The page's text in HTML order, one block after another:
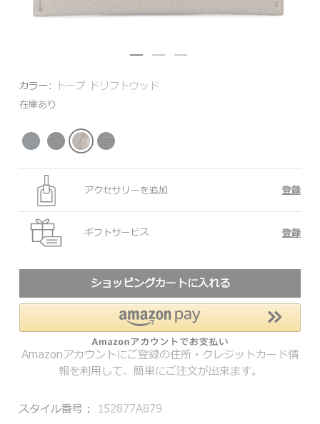
カラー: トープ ドリフトウッド
在庫あり
アクセサリーを追加 登録
ギフトサービス 登録
ショッピングカートに入れる
Amazonアカウントにご登録の住所・クレジットカード情
報を利用して、簡単にご注文が出来ます。
スタイル番号： 152877A879